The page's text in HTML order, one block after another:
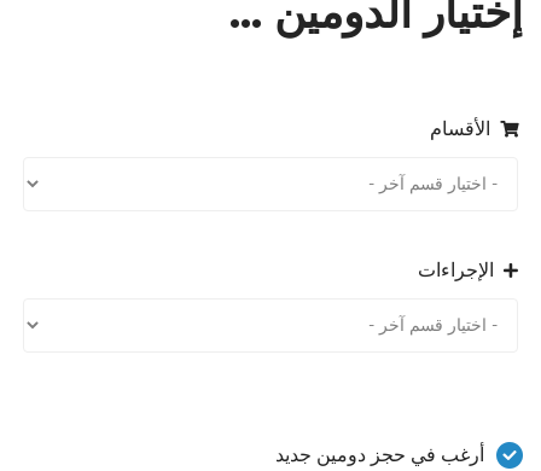
إختيار الدومين ...
الأقسام
الإجراءات
أرغب في حجز دومين جديد